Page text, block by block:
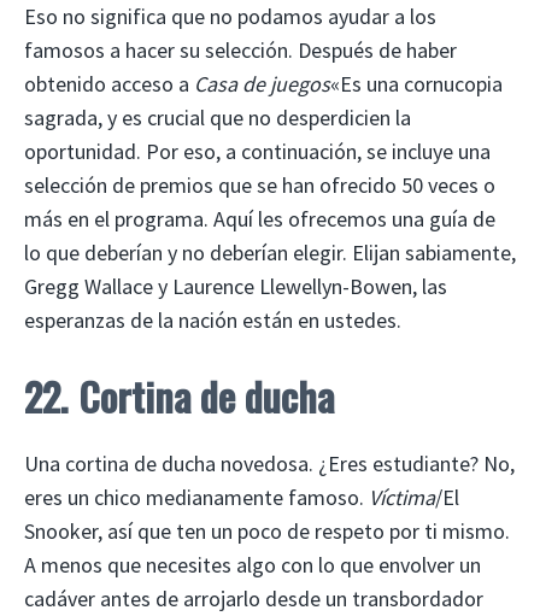
Eso no significa que no podamos ayudar a los
famosos a hacer su selección. Después de haber
obtenido acceso a Casa de juegos«Es una cornucopia
sagrada, y es crucial que no desperdicien la
oportunidad. Por eso, a continuación, se incluye una
selección de premios que se han ofrecido 50 veces o
más en el programa. Aquí les ofrecemos una guía de
lo que deberían y no deberían elegir. Elijan sabiamente,
Gregg Wallace y Laurence Llewellyn-Bowen, las
esperanzas de la nación están en ustedes.
22. Cortina de ducha
Una cortina de ducha novedosa. ¿Eres estudiante? No,
eres un chico medianamente famoso. Víctima/El
Snooker, así que ten un poco de respeto por ti mismo.
A menos que necesites algo con lo que envolver un
cadáver antes de arrojarlo desde un transbordador